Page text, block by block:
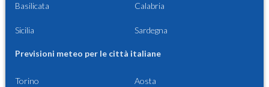
Basilicata Calabria
Sicilia Sardegna
Previsioni meteo per le città italiane
Torino Aosta